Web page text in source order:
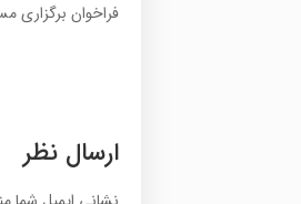
فراخوان برگزاری
ارسال نظر